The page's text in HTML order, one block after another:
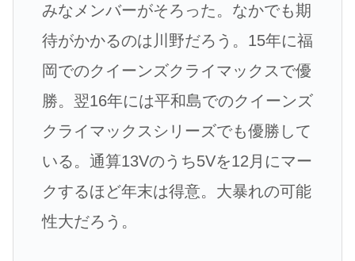
みなメンバーがそろった。なかでも期
待がかかるのは川野だろう。15年に福
岡でのクイーンズクライマックスで優
勝。翌16年には平和島でのクイーンズ
クライマックスシリーズでも優勝して
いる。通算13Vのうち5Vを12月にマー
クするほど年末は得意。大暴れの可能
性大だろう。